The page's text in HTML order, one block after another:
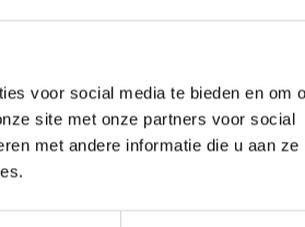
voor social media te bieden en om
site met onze partners voor social
met andere informatie die u aan ze